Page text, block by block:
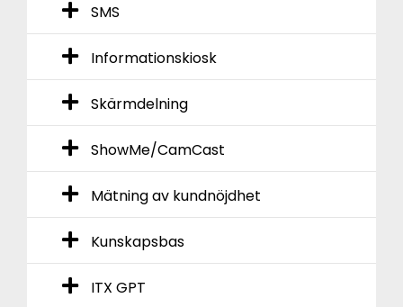
SMS
Informationskiosk
Skärmdelning
ShowMe/CamCast
Mätning av kundnöjdhet
Kunskapsbas
ITX GPT